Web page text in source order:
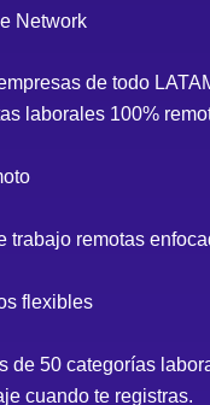
Network
de todo
laborales 100%
trabajo remotas
flexibles
de 50 categorías
cuando te registras.